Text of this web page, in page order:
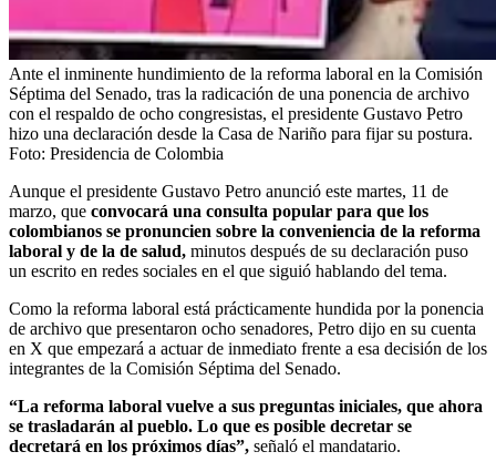
Ante el inminente hundimiento de la reforma laboral en la Comisión
Séptima del Senado, tras la radicación de una ponencia de archivo
con el respaldo de ocho congresistas, el presidente Gustavo Petro
hizo una declaración desde la Casa de Nariño para fijar su postura.
Foto: Presidencia de Colombia
Aunque el presidente Gustavo Petro anunció este martes, 11 de
marzo, que convocará una consulta popular para que los
colombianos se pronuncien sobre la conveniencia de la reforma
laboral y de la de salud, minutos después de su declaración puso
un escrito en redes sociales en el que siguió hablando del tema.
Como la reforma laboral está prácticamente hundida por la ponencia
de archivo que presentaron ocho senadores, Petro dijo en su cuenta
en X que empezará a actuar de inmediato frente a esa decisión de los
integrantes de la Comisión Séptima del Senado.
“La reforma laboral vuelve a sus preguntas iniciales, que ahora
se trasladarán al pueblo. Lo que es posible decretar se
decretará en los próximos días”, señaló el mandatario.